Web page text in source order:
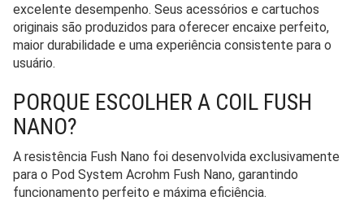
excelente desempenho. Seus acessórios e cartuchos
originais são produzidos para oferecer encaixe perfeito,
maior durabilidade e uma experiência consistente para o
usuário.
PORQUE ESCOLHER A COIL FUSH
NANO?
A resistência Fush Nano foi desenvolvida exclusivamente
para o Pod System Acrohm Fush Nano, garantindo
funcionamento perfeito e máxima eficiência.